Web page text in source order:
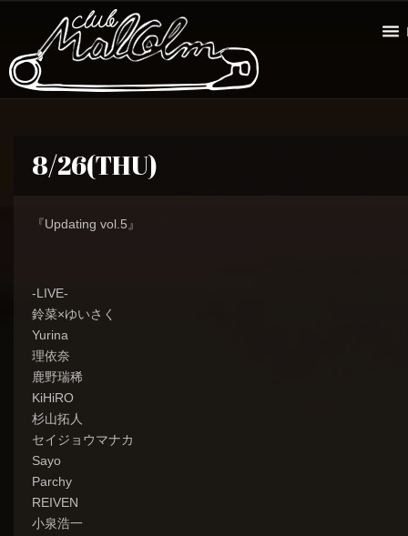
8/26(THU)
『Updating vol.5』
-LIVE-
鈴菜×ゆいさく
Yurina
理依奈
鹿野瑞稀
KiHiRO
杉山拓人
セイジョウマナカ
Sayo
Parchy
REIVEN
小泉浩一